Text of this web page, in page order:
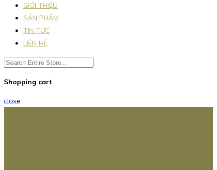
GIỚI THIỆU
SẢN PHẨM
TIN TỨC
LIÊN HỆ
Shopping cart
close